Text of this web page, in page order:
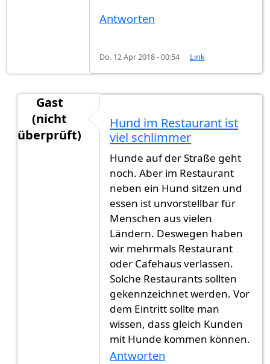
Antworten
Do. 12 Apr 2018 - 00:54 Link
Gast
(nicht
überprüft)
Hunde überall von Gast (nicht
Hund im Restaurant ist
viel schlimmer
Hunde auf der Straße geht
noch. Aber im Restaurant
neben ein Hund sitzen und
essen ist unvorstellbar für
Menschen aus vielen
Ländern. Deswegen haben
wir mehrmals Restaurant
oder Cafehaus verlassen.
Solche Restaurants sollten
gekennzeichnet werden. Vor
dem Eintritt sollte man
wissen, dass gleich Kunden
mit Hunde kommen können.
Antworten